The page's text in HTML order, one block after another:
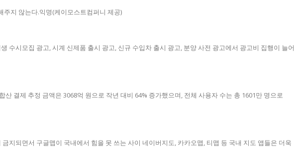
지 않는다.익명(케이모스트컴퍼니 제공)
시모집 광고, 시계 신제품 출시 광고, 신규 수입차 출시 광고, 분양 사전 광고에서 광고비 집행이 늘어
결제 추정 금액은 3068억 원으로 작년 대비 64% 증가했으며, 전체 사용자 수는 총 1601만 명으로
지되면서 구글맵이 국내에서 힘을 못 쓰는 사이 네이버지도, 카카오맵, 티맵 등 국내 지도 앱들은 더욱